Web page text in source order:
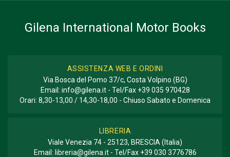
Gilena International Motor Books
ASSISTENZA WEB E ORDINI
Via Bosca del Pomo 37/c, Costa Volpino (BG)
Email: info@gilena.it- Tel/Fax +39 035 970428
Orari: 8,30-13,00 / 14,30-18,00 - Chiuso Sabato e Domenica
LIBRERIA
Viale Venezia 74 - 25123, BRESCIA (Italia)
Email: libreria@gilena.it- Tel/Fax +39 030 3776786